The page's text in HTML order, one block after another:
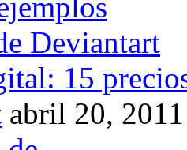
15
abril 20, 2011